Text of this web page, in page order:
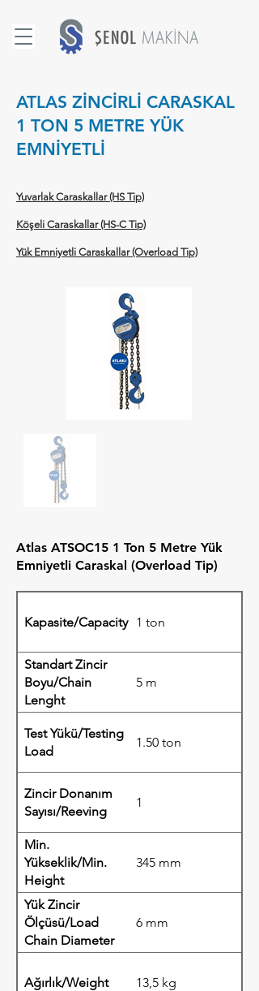
ATLAS ZİNCİRLİ CARASKAL
1 TON 5 METRE YÜK
EMNİYETLİ
Yuvarlak Caraskallar (HS Tip)
Köşeli Caraskallar (HS-C Tip)
Yük Emniyetli Caraskallar (Overload Tip)
Atlas ATSOC15 1 Ton 5 Metre Yük
Emniyetli Caraskal (Overload Tip)
Kapasite/Capacity 1 ton
Standart Zincir
Boyu/Chain
Lenght
5 m
Test Yükü/Testing
Load
1.50 ton
Zincir Donanım
Sayısı/Reeving
1
Min.
Yükseklik/Min.
Height
345 mm
Yük Zincir
Ölçüsü/Load
Chain Diameter
6 mm
Ağırlık/Weight 13,5 kg